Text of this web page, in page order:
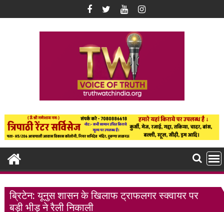
to
ब्रिटेन: यूनुस शासन के खिलाफ ट्राफलगर स्क्वायर पर
बड़ी भीड़ ने रैली निकाली